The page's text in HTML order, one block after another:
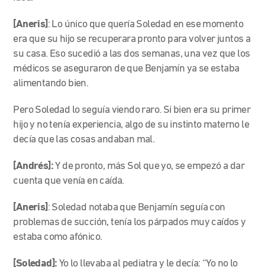
[Aneris] : Lo único que quería Soledad en ese momento
era que su hijo se recuperara pronto para volver juntos a
su casa. Eso sucedió a las dos semanas, una vez que los
médicos se aseguraron de que Benjamín ya se estaba
alimentando bien.
Pero Soledad lo seguía viendo raro. Si bien era su primer
hijo y no tenía experiencia, algo de su instinto materno le
decía que las cosas andaban mal.
[Andrés]:Y de pronto, más Sol que yo, se empezó a dar
cuenta que venía en caída.
[Aneris] : Soledad notaba que Benjamín seguía con
problemas de succión, tenía los párpados muy caídos y
estaba como afónico.
[Soledad]: Yo lo llevaba al pediatra y le decía: “Yo no lo